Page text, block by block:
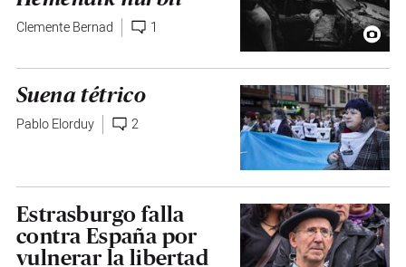
Clemente Bernad 1
Suena tétrico
Pablo Elorduy 2
Estrasburgo falla
contra España por
vulnerar la libertad